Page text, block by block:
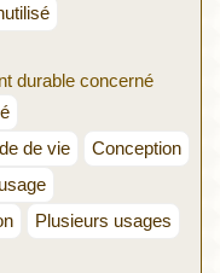
durable concerné
de vie
Conception
Plusieurs usages